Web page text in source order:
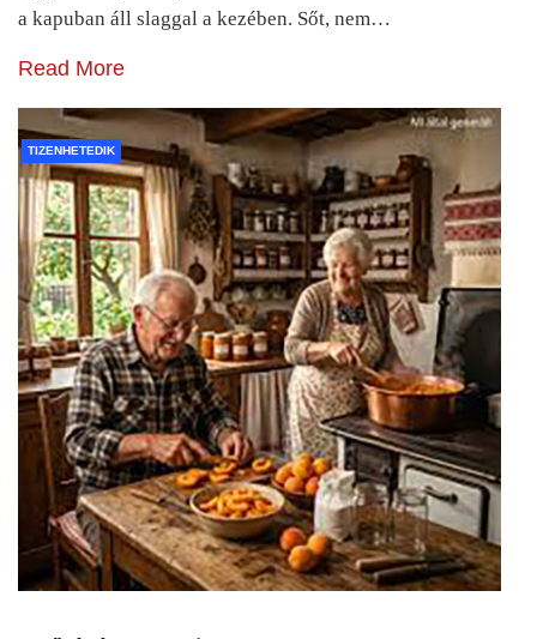
a kapuban áll slaggal a kezében. Sőt, nem…
Read More
TIZENHETEDIK